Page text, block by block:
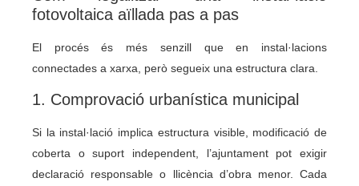
fotovoltaica aïllada pas a pas
El procés és més senzill que en instal·lacions
connectades a xarxa, però segueix una estructura clara.
1. Comprovació urbanística municipal
Si la instal·lació implica estructura visible, modificació de
coberta o suport independent, l’ajuntament pot exigir
declaració responsable o llicència d’obra menor. Cada